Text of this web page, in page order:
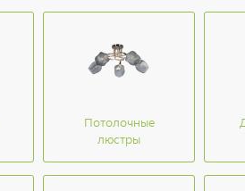
Потолочные
люстры